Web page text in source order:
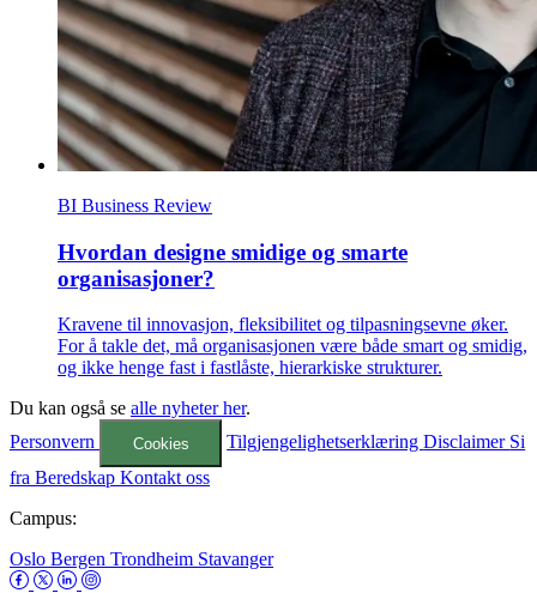
BI Business Review
Hvordan designe smidige og smarte
organisasjoner?
Kravene til innovasjon, fleksibilitet og tilpasningsevne øker.
For å takle det, må organisasjonen være både smart og smidig,
og ikke henge fast i fastlåste, hierarkiske strukturer.
Du kan også se alle nyheter her.
Personvern
Cookies TilgjengelighetserklæringDisclaimer Si
fra Beredskap Kontakt oss
Campus:
Oslo Bergen Trondheim Stavanger